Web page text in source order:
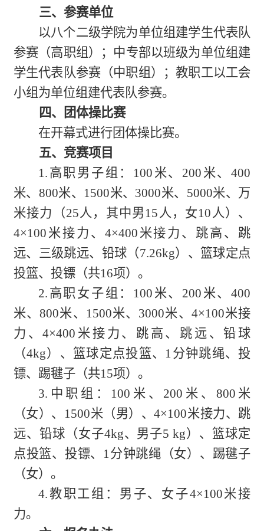
三、参赛单位
以八个二级学院为单位组建学生代表队
参赛（高职组）；中专部以班级为单位组建
学生代表队参赛（中职组）；教职工以工会
小组为单位组建代表队参赛。
四、团体操比赛
在开幕式进行团体操比赛。
五、竞赛项目
1.高职男子组：100米、200米、400
米、800米、1500米、3000米、5000米、万
米接力（25人，其中男15人，女10人）、
4×100米接力、4×400米接力、跳高、跳
远、三级跳远、铅球（7.26kg）、篮球定点
投篮、投镖（共16项）。
2.高职女子组：100米、200米、400
米、800米、1500米、3000米、4×100米接
力、4×400米接力、跳高、跳远、铅球
（4kg）、篮球定点投篮、1分钟跳绳、投
镖、踢毽子（共15项）。
3. 中职 组 ：100米、200米、800米
（女）、1500米（男）、4×100米接力、跳
远、铅球（女子4kg、男子5 kg）、篮球定
点投篮、投镖、1分钟跳绳（女）、踢毽子
（女）。
4.教职工组：男子、女子4×100米接
力。